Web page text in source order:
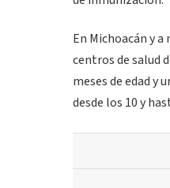
En Michoacán y
centros de salud
meses de edad y
desde los 10 y